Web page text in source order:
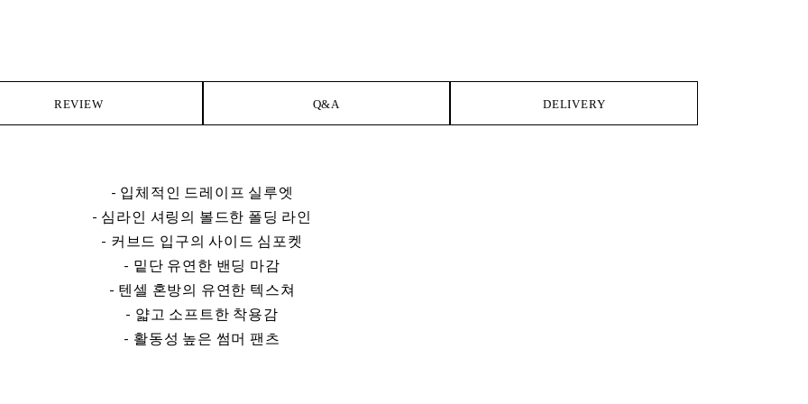
REVIEW Q&A DELIVERY
- 입체적인 드레이프 실루엣
- 심라인 셔링의 볼드한 폴딩 라인
- 커브드 입구의 사이드 심포켓
- 밑단 유연한 밴딩 마감
- 텐셀 혼방의 유연한 텍스쳐
- 얇고 소프트한 착용감
- 활동성 높은 썸머 팬츠